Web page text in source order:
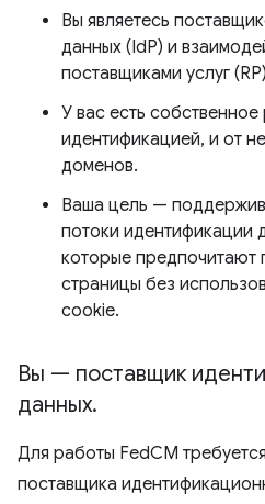
Вы являетесь
данных (IdP) и
поставщиками услуг
У вас есть
идентификацией, и от
доменов.
Ваша цель —
потоки идентификации
которые предпочитают
страницы без
cookie.
Вы — поставщик
данных.
Для работы FedCM
поставщика